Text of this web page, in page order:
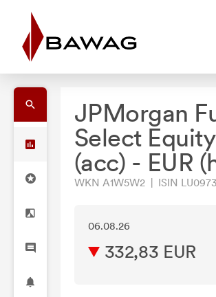
JPMorgan
Select
(acc) - EUR
WKN A1W5W2 | ISIN
06.08.26
332,83 EUR